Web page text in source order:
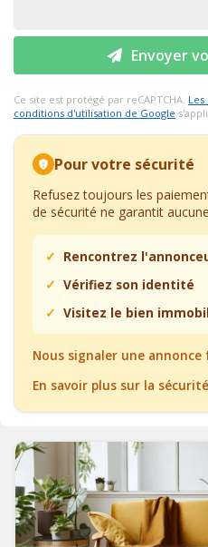
Envoyer
Ce site est protégé par reCAPTCHA.
conditions d'utilisation de Google
Pour votre sécurité
Refusez toujours les
de sécurité ne garantit
Rencontrez
Vérifiez son identité
Visitez le bien
Nous signaler une
En savoir plus sur la sécurité